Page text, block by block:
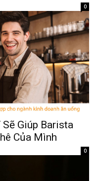
0
Sẽ Giúp Barista
Của Mình
0